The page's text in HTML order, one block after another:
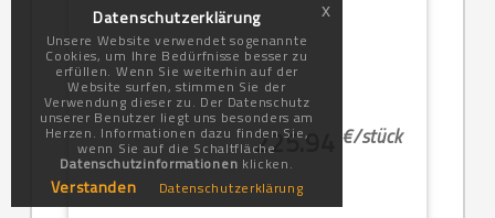
225.94 €/stück
Datenschutzerklärung
Unsere Website verwendet sogenannte
Cookies, um Ihre Bedürfnisse besser zu
erfüllen. Wenn Sie weiterhin auf der
Website surfen, stimmen Sie der
Verwendung dieser zu. Der Datenschutz
unserer Benutzer liegt uns besonders am
Herzen. Informationen dazu finden Sie,
wenn Sie auf die Schaltfläche
Datenschutzinformationen klicken.
Verstanden Datenschutzerklärung
x